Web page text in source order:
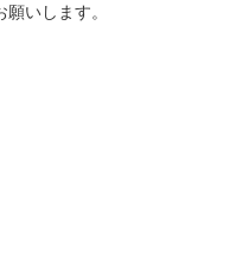
いします。